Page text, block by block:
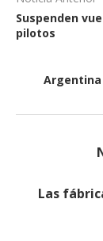
Suspenden
pilotos
Argentina
Las